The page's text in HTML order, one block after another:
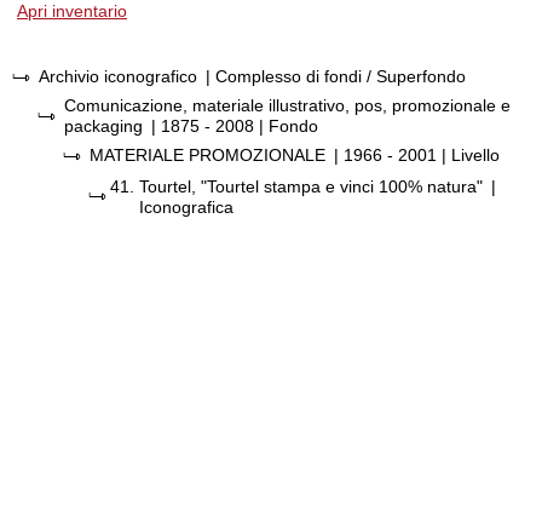
Apri inventario
Archivio iconografico | Complesso di fondi / Superfondo
Comunicazione, materiale illustrativo, pos, promozionale e
packaging | 1875 - 2008 | Fondo
MATERIALE PROMOZIONALE | 1966 - 2001 | Livello
41.
Tourtel, "Tourtel stampa e vinci 100% natura" |
Iconografica